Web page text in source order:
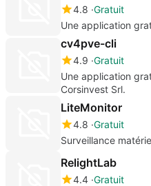
4.8 Gratuit
Une application
cv4pve-cli
4.9 Gratuit
Une application
Corsinvest Srl.
LiteMonitor
4.8 Gratuit
Surveillance
RelightLab
4.4 Gratuit